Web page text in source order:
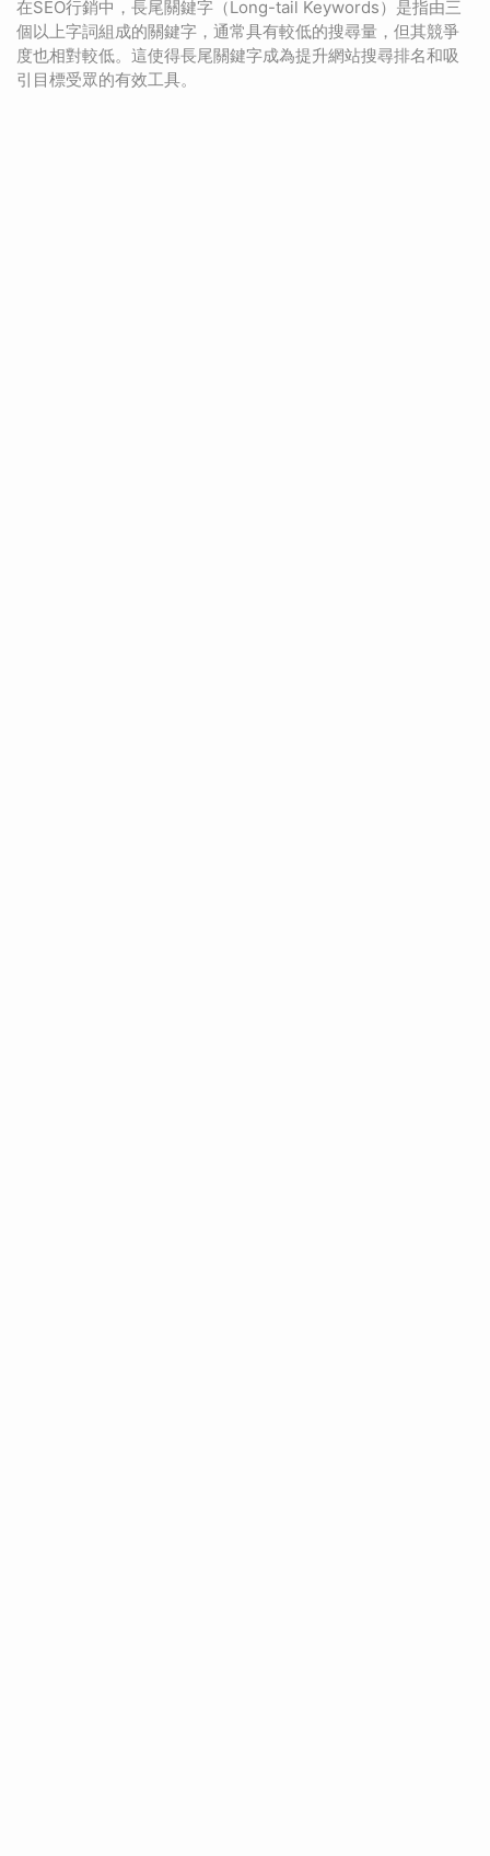
在SEO行銷中，長尾關鍵字（Long-tail Keywords）是指由三
個以上字詞組成的關鍵字，通常具有較低的搜尋量，但其競爭
度也相對較低。這使得長尾關鍵字成為提升網站搜尋排名和吸
引目標受眾的有效工具。